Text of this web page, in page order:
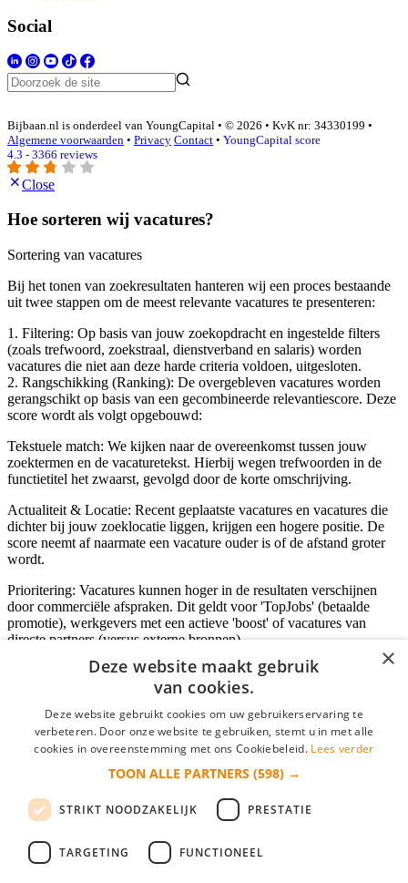
Social
Bijbaan.nl is onderdeel van YoungCapital • © 2026 • KvK nr: 34330199 •
Algemene voorwaarden • Privacy Contact • YoungCapital score
4.3 - 3366 reviews
Close
Hoe sorteren wij vacatures?
Sortering van vacatures
Bij het tonen van zoekresultaten hanteren wij een proces bestaande
uit twee stappen om de meest relevante vacatures te presenteren:
1. Filtering: Op basis van jouw zoekopdracht en ingestelde filters
(zoals trefwoord, zoekstraal, dienstverband en salaris) worden
vacatures die niet aan deze harde criteria voldoen, uitgesloten.
2. Rangschikking (Ranking): De overgebleven vacatures worden
gerangschikt op basis van een gecombineerde relevantiescore. Deze
score wordt als volgt opgebouwd:
Tekstuele match: We kijken naar de overeenkomst tussen jouw
zoektermen en de vacaturetekst. Hierbij wegen trefwoorden in de
functietitel het zwaarst, gevolgd door de korte omschrijving.
Actualiteit & Locatie: Recent geplaatste vacatures en vacatures die
dichter bij jouw zoeklocatie liggen, krijgen een hogere positie. De
score neemt af naarmate een vacature ouder is of de afstand groter
wordt.
Prioritering: Vacatures kunnen hoger in de resultaten verschijnen
door commerciële afspraken. Dit geldt voor 'TopJobs' (betaalde
promotie), werkgevers met een actieve 'boost' of vacatures van
directe partners (versus externe bronnen).
Inloggen als bedrijf
*
login gegevens onthouden
login
×
Deze website maakt gebruik
van cookies.
Deze website gebruikt cookies om uw gebruikerservaring te
verbeteren. Door onze website te gebruiken, stemt u in met alle
cookies in overeenstemming met ons Cookiebeleid. Lees verder
TOON ALLE PARTNERS (598) →
STRIKT NOODZAKELIJK PRESTATIE
TARGETING FUNCTIONEEL